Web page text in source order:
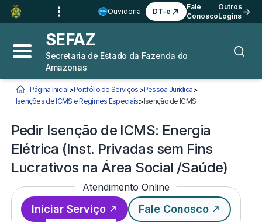
Ir para o
Conteúdo
Ir para a
Navegação 3
Ir para o
Rodapé 4
Ouvidoria DT-e
Fale
Conosco
Outros
Logins
Abrir menu principal
SEFAZ
Secretaria de Estado da Fazenda do
Amazonas
Você está aqui:
Página Inicial>Portfólio de Serviços >Pessoa Jurídica>
Isenções de ICMS e Regimes Especiais>Isenção de ICMSPedir Isenção de
Pedir Isenção de ICMS: Energia
Elétrica (Inst. Privadas sem Fins
Lucrativos na Área Social /Saúde)
Atendimento Online
Iniciar Serviço Fale Conosco